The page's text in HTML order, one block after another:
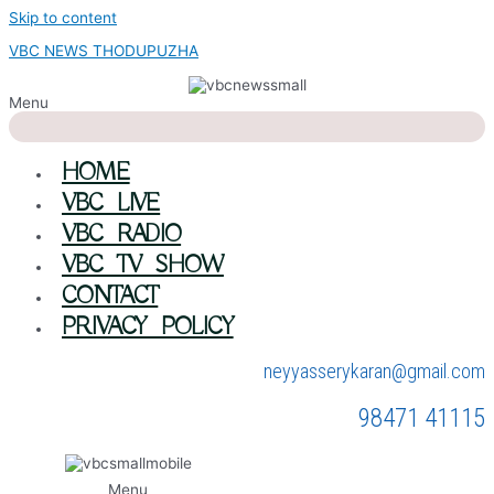
Skip to content
VBC NEWS THODUPUZHA
Menu
HOME
VBC LIVE
VBC RADIO
VBC TV SHOW
CONTACT
PRIVACY POLICY
neyyasserykaran@gmail.com
98471 41115
Menu